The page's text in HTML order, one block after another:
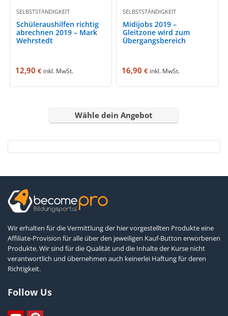
SELBSTSTÄNDIGKEIT
Schüleraushilfen richtig
abrechnen 2019 – Mark
Wehrstedt
12,90€ inkl. MwSt.
SELBSTSTÄNDIGKEIT
Midijobs 2019 –
Gleitzone wird zum
Übergangsbereich
16,90€ inkl. MwSt.
Wähle dein Angebot
Wir erhalten für die Vermittlung der hier vorgestellten Produkte eine
Affiliate-Provision für alle über den jeweiligen Kauf-Button erworbenen
Produkte. Wir sind für die Qualität und die Inhalte der Kurse nicht
verantwortlich und übernehmen auch keinerlei Haftung für deren
Richtigkeit.
Follow Us